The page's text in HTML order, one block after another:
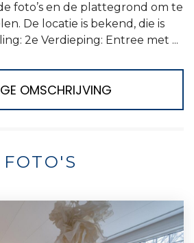
foto’s en de plattegrond om te
De locatie is bekend, die is
2e Verdieping: Entree met ...
OMSCHRIJVING
FOTO'S